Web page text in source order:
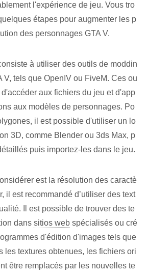
l'expérience de jeu. Vous tro
étapes pour augmenter les p
des personnages GTA V.
à utiliser des outils de moddin
V, tels que OpenIV ou FiveM. Ces ou
aux fichiers du jeu et d'app
aux modèles de personnages. Po
il est possible d'utiliser un lo
3D, comme Blender ou 3ds Max, p
puis importez-les dans le jeu.
est la résolution des caractè
il est recommandé d’utiliser des text
Il est possible de trouver des te
dans sitios web spécialisés ou cré
d'édition d'images tels que
les textures obtenues, les fichiers ori
être remplacés par les nouvelles te